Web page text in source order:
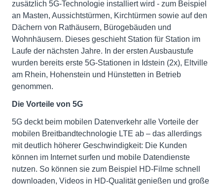
zusätzlich 5G-Technologie installiert wird - zum Beispiel
an Masten, Aussichtstürmen, Kirchtürmen sowie auf den
Dächern von Rathäusern, Bürogebäuden und
Wohnhäusern. Dieses geschieht Station für Station im
Laufe der nächsten Jahre. In der ersten Ausbaustufe
wurden bereits erste 5G-Stationen in Idstein (2x), Eltville
am Rhein, Hohenstein und Hünstetten in Betrieb
genommen.
Die Vorteile von 5G
5G deckt beim mobilen Datenverkehr alle Vorteile der
mobilen Breitbandtechnologie LTE ab – das allerdings
mit deutlich höherer Geschwindigkeit: Die Kunden
können im Internet surfen und mobile Datendienste
nutzen. So können sie zum Beispiel HD-Filme schnell
downloaden, Videos in HD-Qualität genießen und große